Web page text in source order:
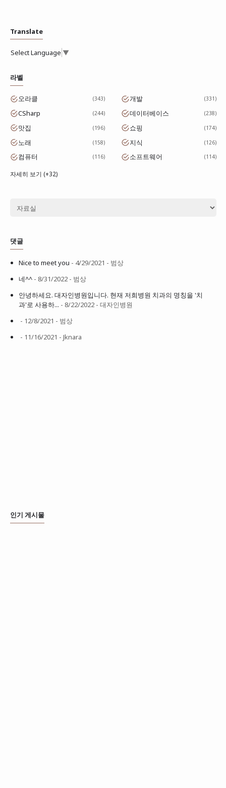
Translate
Select Language ▼
라벨
오라클 343 개발 331
CSharp 244 데이터베이스 238
맛집 196 쇼핑 174
노래 158 지식 126
컴퓨터 116 소프트웨어 114
자세히 보기 (+32)
댓글
Nice to meet you - 4/29/2021 - 범상
네^^ - 8/31/2022 - 범상
안녕하세요. 대자인병원입니다. 현재 저희병원 치과의 명칭을 '치
과'로 사용하... - 8/22/2022 - 대자인병원
- 12/8/2021 - 범상
- 11/16/2021 - Jknara
인기 게시물